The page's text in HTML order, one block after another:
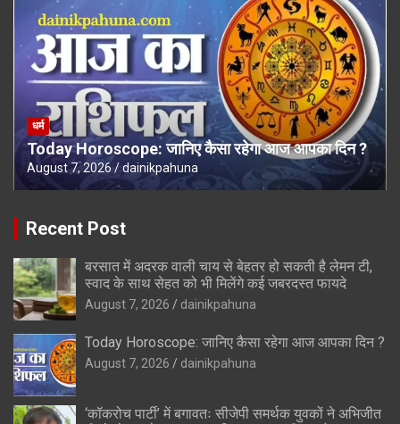
धर्म
Today Horoscope: जानिए कैसा रहेगा आज आपका दिन ?
August 7, 2026 dainikpahuna
Recent Post
बरसात में अदरक वाली चाय से बेहतर हो सकती है लेमन टी,
स्वाद के साथ सेहत को भी मिलेंगे कई जबरदस्त फायदे
August 7, 2026 dainikpahuna
Today Horoscope: जानिए कैसा रहेगा आज आपका दिन ?
August 7, 2026 dainikpahuna
‘कॉकरोच पार्टी’ में बगावतः सीजेपी समर्थक युवकों ने अभिजीत